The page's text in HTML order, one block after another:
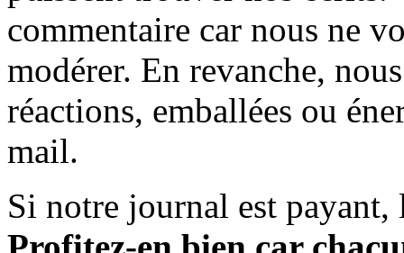
commentaire car nous ne
modérer. En revanche,
réactions, emballées ou
mail.
Si notre journal est payant,